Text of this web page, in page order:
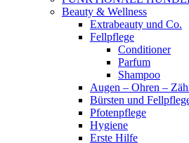
Beauty & Wellness
Extrabeauty und Co.
Fellpflege
Conditioner
Parfum
Shampoo
Augen – Ohren –
Bürsten und
Pfotenpflege
Hygiene
Erste Hilfe